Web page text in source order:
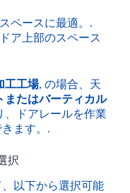
ペースに最適。.
ドア上部のスペース
工工場, の場合、天
またはバーティカル
、ドアレールを作業
ます。.
択
以下から選択可能